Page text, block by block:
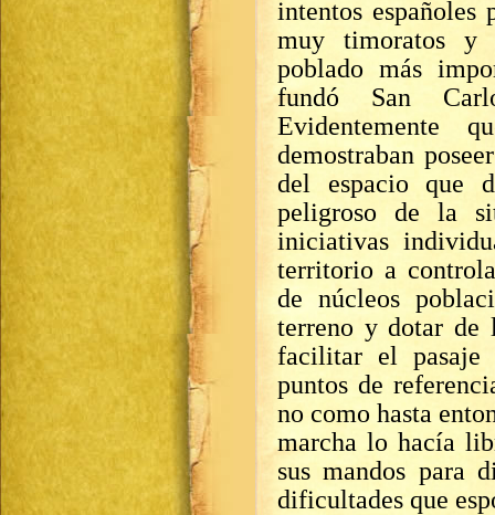
intentos españoles
muy timoratos y
poblado más
fundó San
Evidentemente
demostraban
del espacio que
peligroso de la
iniciativas
territorio a
de núcleos
terreno y dotar de
facilitar el pasaje
puntos de
no como hasta
marcha lo hacía
sus mandos para
dificultades que